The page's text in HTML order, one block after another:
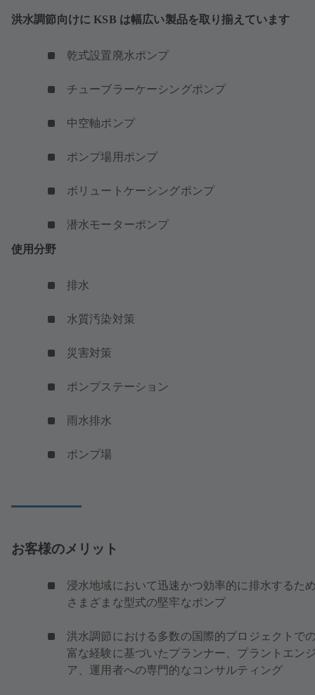
洪水調節向けに KSB は幅広い製品を取り揃えています
乾式設置廃水ポンプ
チューブラーケーシングポンプ
中空軸ポンプ
ポンプ場用ポンプ
ボリュートケーシングポンプ
潜水モーターポンプ
使用分野
排水
水質汚染対策
災害対策
ポンプステーション
雨水排水
ポンプ場
お客様のメリット
浸水地域において迅速かつ効率的に排水するた
さまざまな型式の堅牢なポンプ
洪水調節における多数の国際的プロジェクトで
富な経験に基づいたプランナー、プラントエン
ア、運用者への専門的なコンサルティング